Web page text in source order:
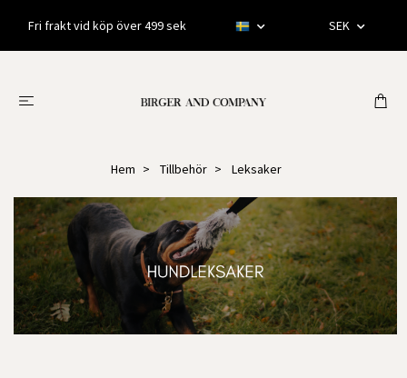
Fri frakt vid köp över 499 sek SEK
Hem Tillbehör Leksaker